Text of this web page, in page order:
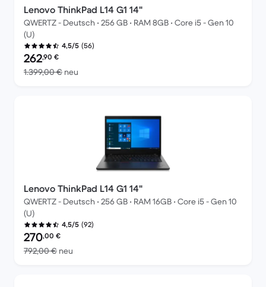
Lenovo ThinkPad L14 G1 14"
QWERTZ - Deutsch • 256 GB • RAM 8GB • Core i5 - Gen 10
(U)
4,5/5 (56)
Preis des erneuerten Produkts:
262,90 €
1.399,00 € neu
Lenovo ThinkPad L14 G1 14"
QWERTZ - Deutsch • 256 GB • RAM 16GB • Core i5 - Gen 10
(U)
4,5/5 (92)
Preis des erneuerten Produkts:
270,00 €
792,00 € neu